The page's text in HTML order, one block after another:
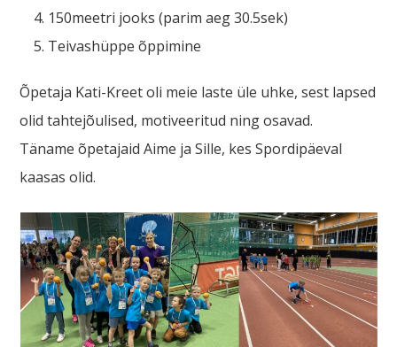
150meetri jooks (parim aeg 30.5sek)
Teivashüppe õppimine
Õpetaja Kati-Kreet oli meie laste üle uhke, sest lapsed
olid tahtejõulised, motiveeritud ning osavad.
Täname õpetajaid Aime ja Sille, kes Spordipäeval
kaasas olid.